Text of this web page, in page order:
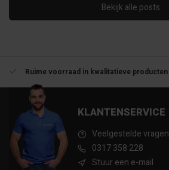
Bekijk alle posts
Ruime voorraad in kwalitatieve producten
KLANTENSERVICE
Veelgestelde vragen
0317 358 228
Stuur een e-mail